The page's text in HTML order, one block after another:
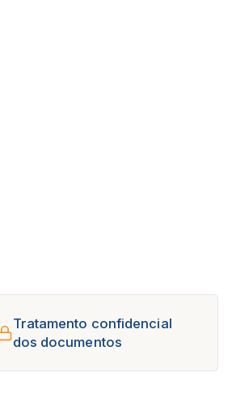
Tratamento confidencial
dos documentos